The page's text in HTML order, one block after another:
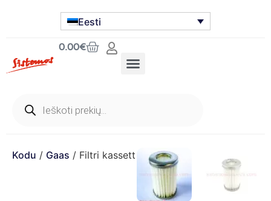
Eesti
0.00€
Kodu / Gaas / Filtri kassett